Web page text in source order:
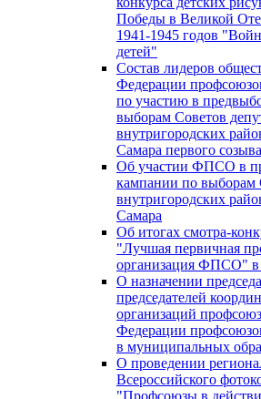
Победы в Великой
1941-1945 годов
детей"
Состав лидеров
Федерации
по участию в
выборам Советов
внутригородских
Самара первого созыва
Об участии ФПСО в
кампании по выборам
внутригородских
Самара
Об итогах смотра-
"Лучшая первичная
организация ФПСО" в
О назначении
председателей
организаций
Федерации
в муниципальных
О проведении
Всероссийского
"Профсоюзы в